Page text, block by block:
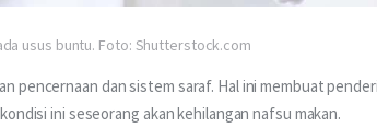
usus buntu. Foto: Shutterstock.com
pencernaan dan sistem saraf. Hal ini membuat
ini seseorang akan kehilangan nafsu makan.